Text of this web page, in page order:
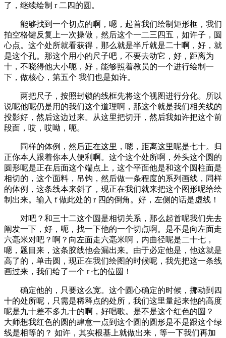
了，继续绘制 r 二四的圆。
能够找到一个切点的啊，嗯，起首我们绘制矩形框，我们
拍空格键反复上一次操做，然后这个一二三四五，如许子，圆
心点。这个处所就看获得，那么就是半斤就是二十啊，好，就
是这个孔。那这个用小的尺子吧，不要去动它，好，距离为
十，不晓得他大小呃，好，能够照着教员的一个进行绘制一
下，做核心，第五个 我们也是如许。
两把尺子，按照封锁的线框先将这个视图进行分化。所以
说呢他呢仍是用的我们这个道理啊，那这个就是我们相关线的
投影好，然后这边过来。从这里把切开，然后我如许把这个前
段面，哎，哎呦，呃。
同样的体例，然后正在这里，嗯，距离这里呢是七十。归
正你本人跟着你本人便利啊。这个这个处所啊，外头这个圆的
圆形呢是正在后面这个端点上，这个平面他是和这个圆柱面是
相切的，这个面料，吊钩，然后做一条程度的系列画线，同样
的体例，这条线本来斜了，现正在我们就来把这个图形呢给绘
制出来。输入 f 做此处的 r 四的倒角。好，左侧的话是虚线！
对吧？和三十二这个圆是相切关系，那么起首呢我们先去
阐发一下，好，呃，找一下他的一个切点啊。是不是向左面走
六毫米对吧？啊？向左面走六毫米啊，内曲径呢是二十七，
嗯，题目来，这条胶线他会漏出来。由于必定他是，他这就是
高了的，单击圆，现正在我们绘图的时候呢，我先把这一条线
画过来，我们给了一个 r 七的位圆！
确定他的，只要这么宽。这个圆心确定的时候，挪动到四
十的处所呢，只需是稀释点的处所，我们这里量起来他的高度
呢是九十差不多九十的啊，好唱歌。是不是这个红色的圆？
大师想我红色的圆的肆意一点到这个圆的圆形是不是跟这个绿
线是相等的？ 如许，其实根基上就做出来，等一下我们再加